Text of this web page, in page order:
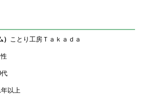
ことり工房Ｔａｋａｄａ
代
年以上